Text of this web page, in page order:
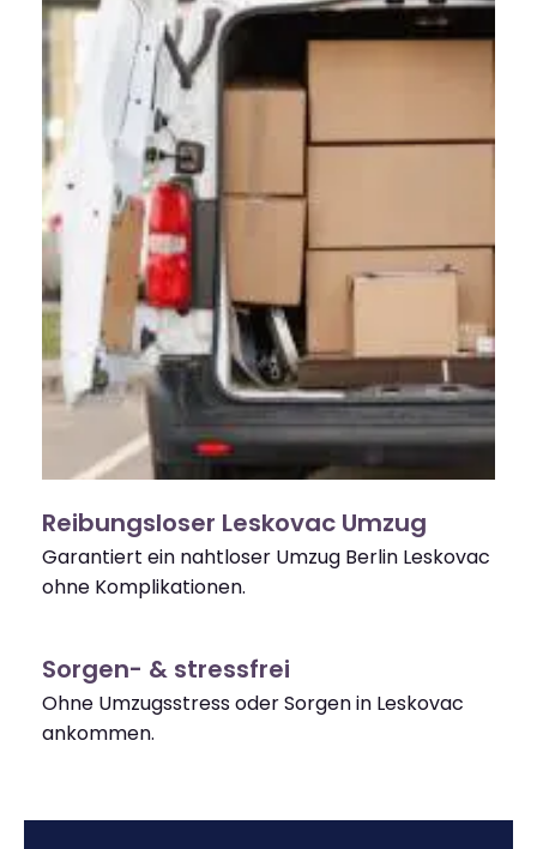
Reibungsloser Leskovac Umzug
Garantiert ein nahtloser Umzug Berlin Leskovac
ohne Komplikationen.
Sorgen- & stressfrei
Ohne Umzugsstress oder Sorgen in Leskovac
ankommen.